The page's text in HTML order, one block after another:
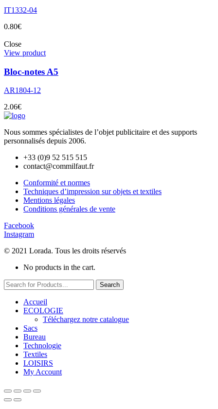
IT1332-04
0.80€
Close
View product
Bloc-notes A5
AR1804-12
2.06€
Nous sommes spécialistes de l’objet publicitaire et des supports
personnalisés depuis 2006.
+33 (0)9 52 515 515
contact@commilfaut.fr
Conformité et normes
Techniques d’impression sur objets et textiles
Mentions légales
Conditions générales de vente
Facebook
Instagram
© 2021 Lorada. Tous les droits réservés
No products in the cart.
Search
Accueil
ECOLOGIE
Téléchargez notre catalogue
Sacs
Bureau
Technologie
Textiles
LOISIRS
My Account